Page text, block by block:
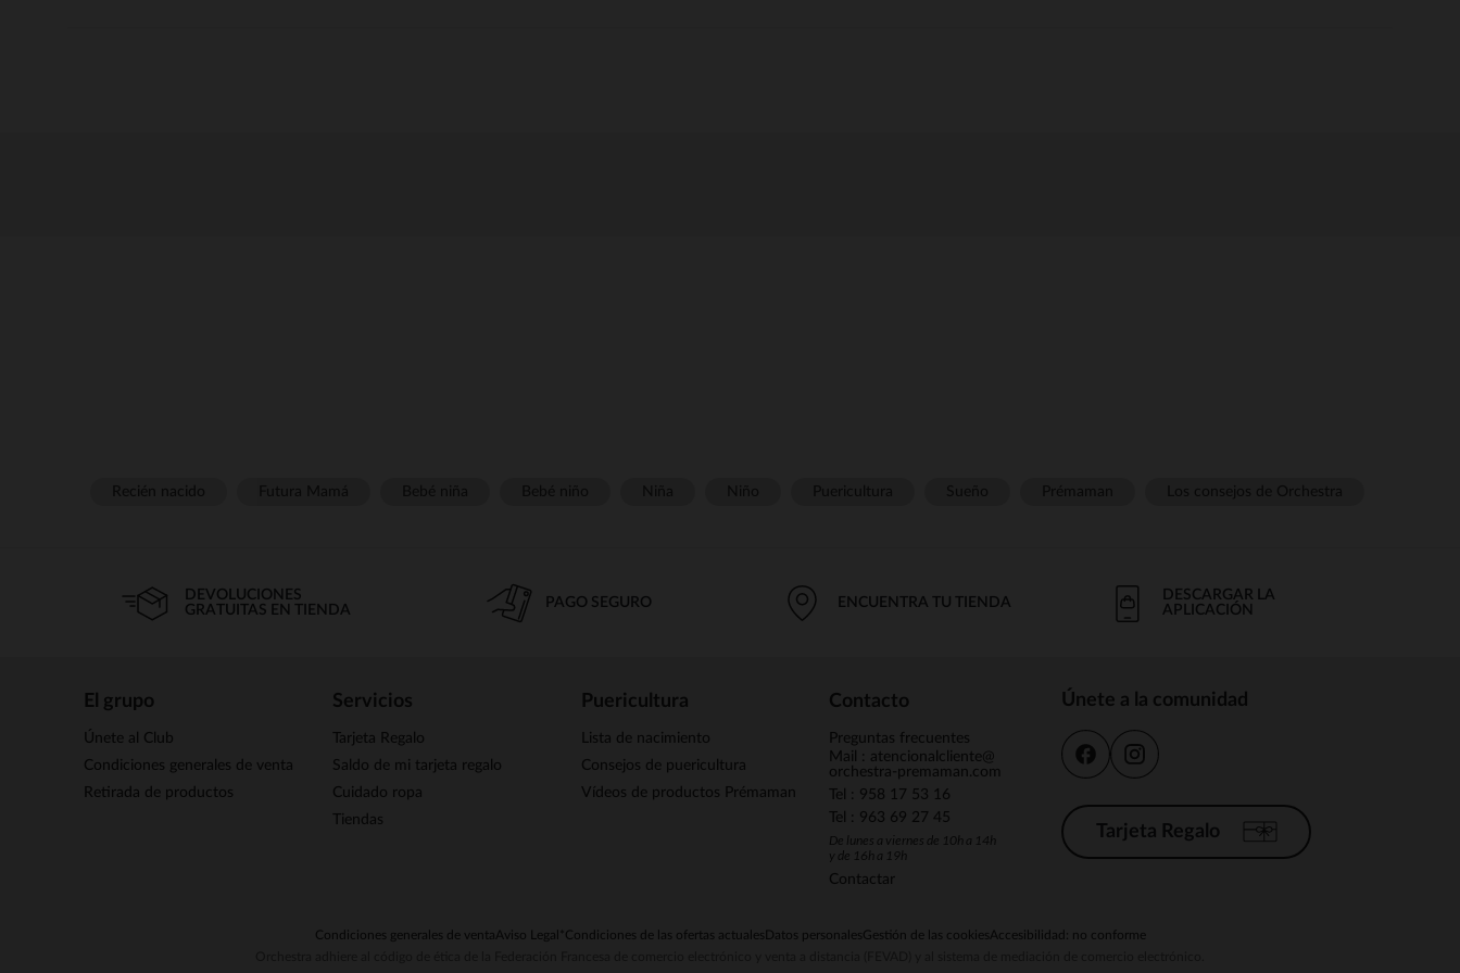
DEVOLUCIONES
GRATUITAS EN TIENDA
PAGO SEGURO ENCUENTRA TU TIENDA
DESCARGAR LA
APLICACIÓN
El grupo
Únete al Club
Condiciones generales de venta
Retirada de productos
Servicios
Tarjeta Regalo
Saldo de mi tarjeta regalo
Cuidado ropa
Tiendas
Puericultura
Lista de nacimiento
Consejos de puericultura
Vídeos de productos Prémaman
Contacto
Preguntas frecuentes
Mail : atencionalcliente@
orchestra-premaman.com
Tel : 958 17 53 16
Tel : 963 69 27 45
De lunes a viernes de 10h a 14h
y de 16h a 19h
Contactar
Únete a la comunidad
Tarjeta Regalo
Condiciones generales de ventaAviso Legal *Condiciones de las ofertas actuales Datos personalesGestión de las cookiesAccesibilidad: no conforme